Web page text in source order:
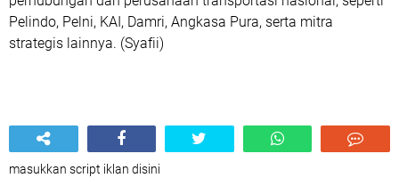
Pelindo, Pelni, KAI, Damri, Angkasa Pura, serta mitra
strategis lainnya. (Syafii)
masukkan script iklan disini